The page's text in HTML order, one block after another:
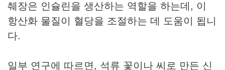
췌장은 인슐린을 생산하는 역할을 하는데, 이
항산화 물질이 혈당을 조절하는 데 도움이 됩니
다.
일부 연구에 따르면, 석류 꽃이나 씨로 만든 신